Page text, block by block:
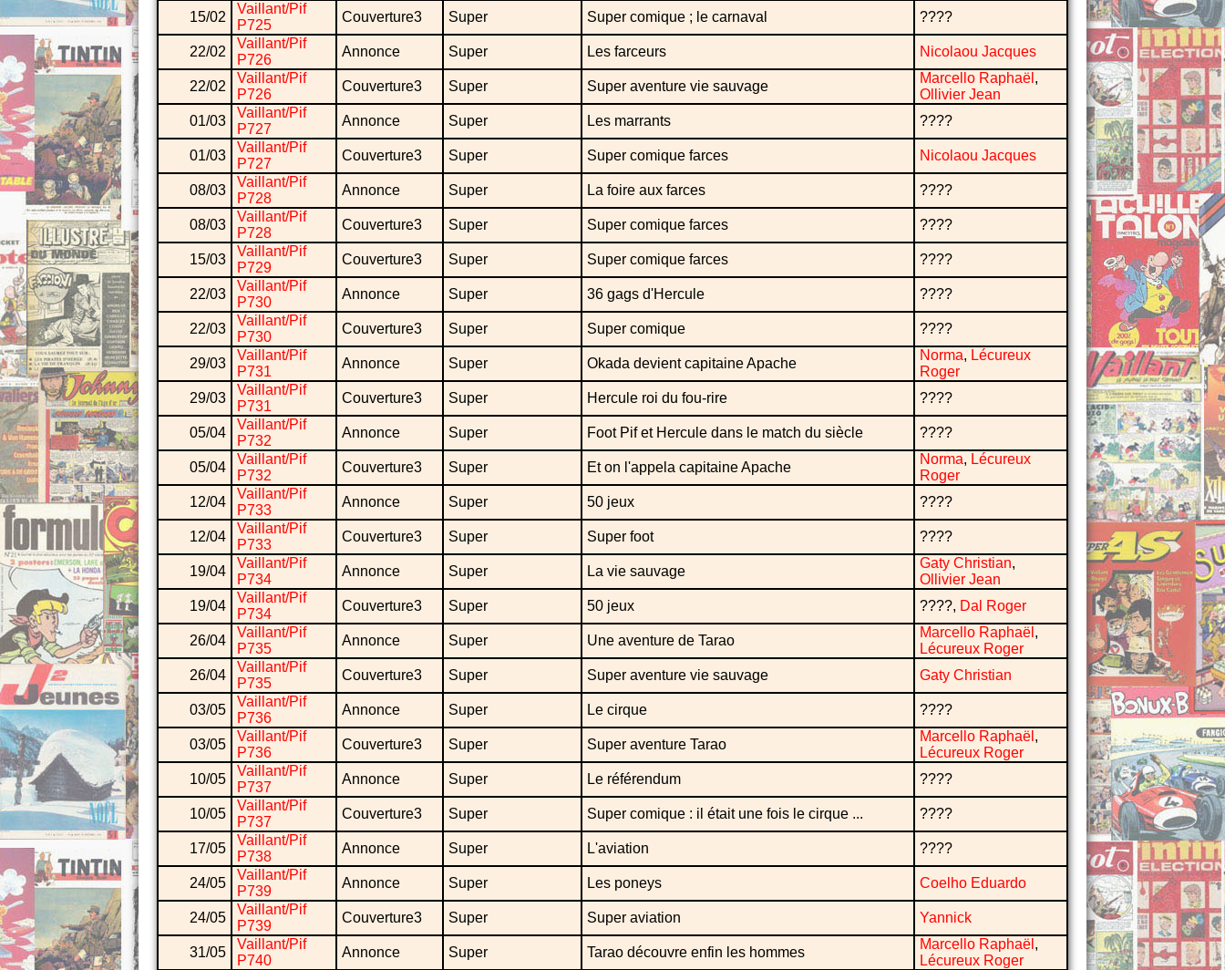
15/02
Vaillant/Pif
P725
Couverture3 Super Super comique ; le carnaval ????
22/02
Vaillant/Pif
P726
Annonce Super Les farceurs Nicolaou Jacques
22/02
Vaillant/Pif
P726
Couverture3 Super Super aventure vie sauvage
Marcello Raphaël ,
Ollivier Jean
01/03
Vaillant/Pif
P727
Annonce Super Les marrants ????
01/03
Vaillant/Pif
P727
Couverture3 Super Super comique farces Nicolaou Jacques
08/03
Vaillant/Pif
P728
Annonce Super La foire aux farces ????
08/03
Vaillant/Pif
P728
Couverture3 Super Super comique farces ????
15/03
Vaillant/Pif
P729
Couverture3 Super Super comique farces ????
22/03
Vaillant/Pif
P730
Annonce Super 36 gags d'Hercule ????
22/03
Vaillant/Pif
P730
Couverture3 Super Super comique ????
29/03
Vaillant/Pif
P731
Annonce Super Okada devient capitaine Apache
Norma, Lécureux
Roger
29/03
Vaillant/Pif
P731
Couverture3 Super Hercule roi du fou-rire ????
05/04
Vaillant/Pif
P732
Annonce Super Foot Pif et Hercule dans le match du siècle ????
05/04
Vaillant/Pif
P732
Couverture3 Super Et on l'appela capitaine Apache
Norma, Lécureux
Roger
12/04
Vaillant/Pif
P733
Annonce Super 50 jeux ????
12/04
Vaillant/Pif
P733
Couverture3 Super Super foot ????
19/04
Vaillant/Pif
P734
Annonce Super La vie sauvage
Gaty Christian,
Ollivier Jean
19/04
Vaillant/Pif
P734
Couverture3 Super 50 jeux ????, Dal Roger
26/04
Vaillant/Pif
P735
Annonce Super Une aventure de Tarao
Marcello Raphaël ,
Lécureux Roger
26/04
Vaillant/Pif
P735
Couverture3 Super Super aventure vie sauvage Gaty Christian
03/05
Vaillant/Pif
P736
Annonce Super Le cirque ????
03/05
Vaillant/Pif
P736
Couverture3 Super Super aventure Tarao
Marcello Raphaël ,
Lécureux Roger
10/05
Vaillant/Pif
P737
Annonce Super Le référendum ????
10/05
Vaillant/Pif
P737
Couverture3 Super Super comique : il était une fois le cirque ... ????
17/05
Vaillant/Pif
P738
Annonce Super L'aviation ????
24/05
Vaillant/Pif
P739
Annonce Super Les poneys Coelho Eduardo
24/05
Vaillant/Pif
P739
Couverture3 Super Super aviation Yannick
31/05
Vaillant/Pif
P740
Annonce Super Tarao découvre enfin les hommes
Marcello Raphaël ,
Lécureux Roger